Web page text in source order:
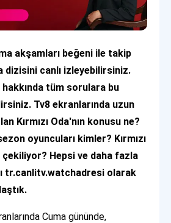
akşamları beğeni ile takip
dizisini canlı izleyebilirsiniz.
hakkında tüm sorulara bu
Tv8 ekranlarında uzun
Kırmızı Oda'nın konusu ne?
oyuncuları kimler? Kırmızı
Hepsi ve daha fazla
tr.canlitv.watchadresi olarak
Cuma gününde,